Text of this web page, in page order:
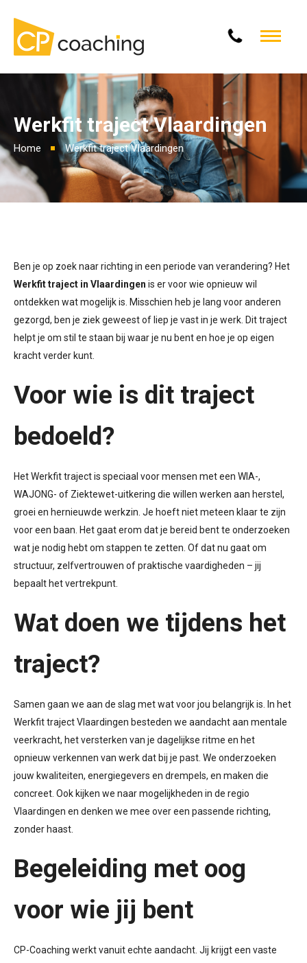
Werkfit traject Vlaardingen
Home Werkfit traject Vlaardingen
Ben je op zoek naar richting in een periode van verandering? Het
Werkfit traject in Vlaardingen is er voor wie opnieuw wil
ontdekken wat mogelijk is. Misschien heb je lang voor anderen
gezorgd, ben je ziek geweest of liep je vast in je werk. Dit traject
helpt je om stil te staan bij waar je nu bent en hoe je op eigen
kracht verder kunt.
Voor wie is dit traject
bedoeld?
Het Werkfit traject is speciaal voor mensen met een WIA-,
WAJONG- of Ziektewet-uitkering die willen werken aan herstel,
groei en hernieuwde werkzin. Je hoeft niet meteen klaar te zijn
voor een baan. Het gaat erom dat je bereid bent te onderzoeken
wat je nodig hebt om stappen te zetten. Of dat nu gaat om
structuur, zelfvertrouwen of praktische vaardigheden – jij
bepaalt het vertrekpunt.
Wat doen we tijdens het
traject?
Samen gaan we aan de slag met wat voor jou belangrijk is. In het
Werkfit traject Vlaardingen besteden we aandacht aan mentale
veerkracht, het versterken van je dagelijkse ritme en het
opnieuw verkennen van werk dat bij je past. We onderzoeken
jouw kwaliteiten, energiegevers en drempels, en maken die
concreet. Ook kijken we naar mogelijkheden in de regio
Vlaardingen en denken we mee over een passende richting,
zonder haast.
Begeleiding met oog
voor wie jij bent
CP-Coaching werkt vanuit echte aandacht. Jij krijgt een vaste